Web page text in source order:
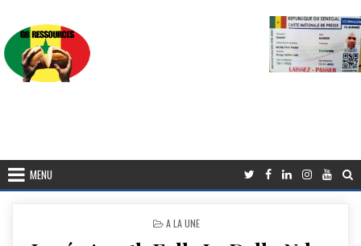
MENU
POSTED
A LA UNE